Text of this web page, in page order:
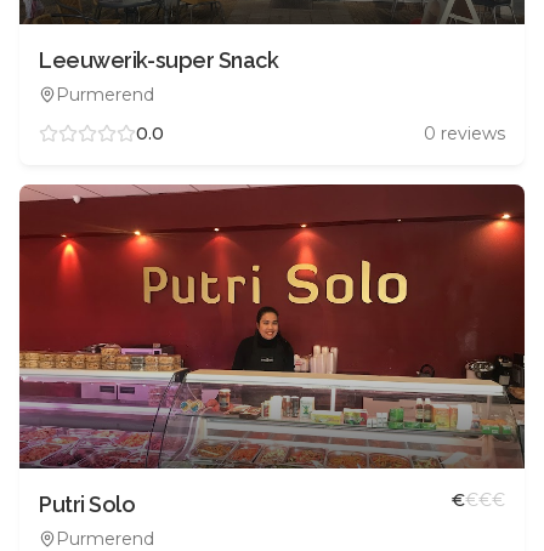
Leeuwerik-super Snack
Purmerend
0.0
0 reviews
Putri Solo
Purmerend
€€€€